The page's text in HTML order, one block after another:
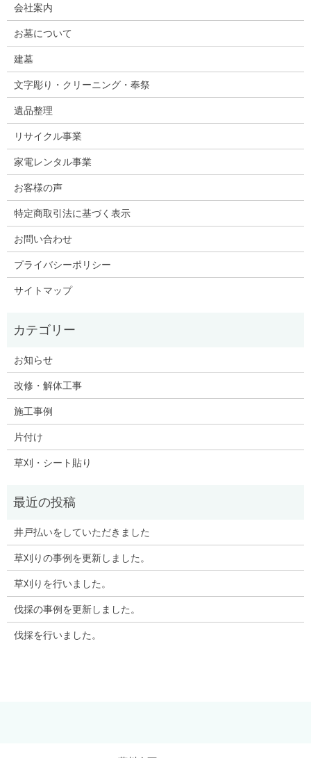
会社案内
お墓について
建墓
文字彫り・クリーニング・奉祭
遺品整理
リサイクル事業
家電レンタル事業
お客様の声
特定商取引法に基づく表示
お問い合わせ
プライバシーポリシー
サイトマップ
お知らせ
改修・解体工事
施工事例
片付け
草刈・シート貼り
井戸払いをしていただきました
草刈りの事例を更新しました。
草刈りを行いました。
伐採の事例を更新しました。
伐採を行いました。